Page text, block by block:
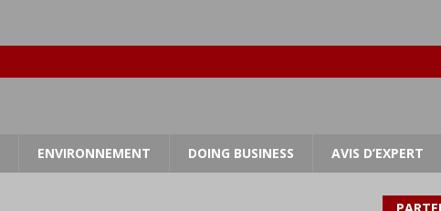
ENVIRONNEMENT DOING BUSINESS AVIS D’EXPERT